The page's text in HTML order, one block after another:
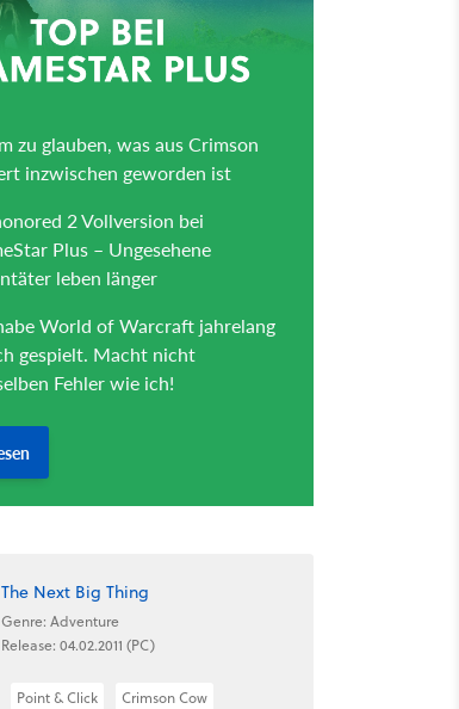
The Next Big Thing
Genre: Adventure
Release: 04.02.2011 (PC)
Point & Click Crimson Cow